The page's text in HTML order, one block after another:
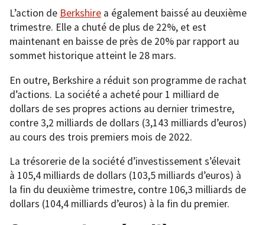
L’action de Berkshire a également baissé au deuxième
trimestre. Elle a chuté de plus de 22%, et est
maintenant en baisse de près de 20% par rapport au
sommet historique atteint le 28 mars.
En outre, Berkshire a réduit son programme de rachat
d’actions. La société a acheté pour 1 milliard de
dollars de ses propres actions au dernier trimestre,
contre 3,2 milliards de dollars (3,143 milliards d’euros)
au cours des trois premiers mois de 2022.
La trésorerie de la société d’investissement s’élevait
à 105,4 milliards de dollars (103,5 milliards d’euros) à
la fin du deuxième trimestre, contre 106,3 milliards de
dollars (104,4 milliards d’euros) à la fin du premier.